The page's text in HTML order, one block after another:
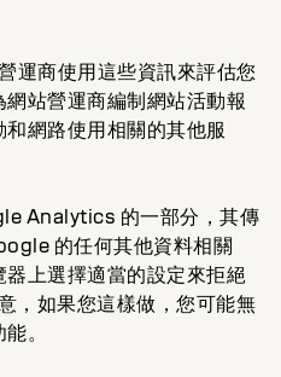
運商使用這些資訊來評估您
站營運商編制網站活動報
網路使用相關的其他服
Analytics 的一部分，其傳
的任何其他資料相關
上選擇適當的設定來拒絕
，如果您這樣做，您可能無
。